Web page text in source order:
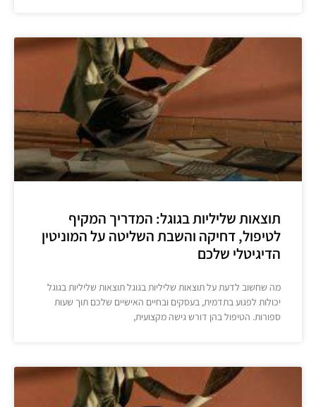
תוצאות שליליות בגוגל: המדריך המקיף
לטיפול, דחיקה והשבת השליטה על המוניטין
הדיגיטלי שלכם
מה שחשוב לדעת על תוצאות שליליות בגוגל תוצאות שליליות בגוגל
יכולות לפגוע בתדמית, בעסקים ובחיים האישיים שלכם תוך שעות
ספורות. הטיפול בהן דורש גישה מקצועית,